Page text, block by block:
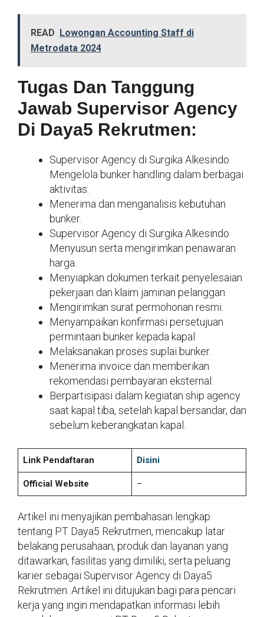
READ Lowongan Accounting Staff di
Metrodata 2024
Tugas Dan Tanggung
Jawab Supervisor Agency
Di Daya5 Rekrutmen:
Supervisor Agency di Surgika Alkesindo
Mengelola bunker handling dalam berbagai
aktivitas.
Menerima dan menganalisis kebutuhan
bunker.
Supervisor Agency di Surgika Alkesindo
Menyusun serta mengirimkan penawaran
harga.
Menyiapkan dokumen terkait penyelesaian
pekerjaan dan klaim jaminan pelanggan.
Mengirimkan surat permohonan resmi.
Menyampaikan konfirmasi persetujuan
permintaan bunker kepada kapal.
Melaksanakan proses suplai bunker.
Menerima invoice dan memberikan
rekomendasi pembayaran eksternal.
Berpartisipasi dalam kegiatan ship agency
saat kapal tiba, setelah kapal bersandar, dan
sebelum keberangkatan kapal.
Link Pendaftaran Disini
Official Website –
Artikel ini menyajikan pembahasan lengkap
tentang PT Daya5 Rekrutmen, mencakup latar
belakang perusahaan, produk dan layanan yang
ditawarkan, fasilitas yang dimiliki, serta peluang
karier sebagai Supervisor Agency di Daya5
Rekrutmen. Artikel ini ditujukan bagi para pencari
kerja yang ingin mendapatkan informasi lebih